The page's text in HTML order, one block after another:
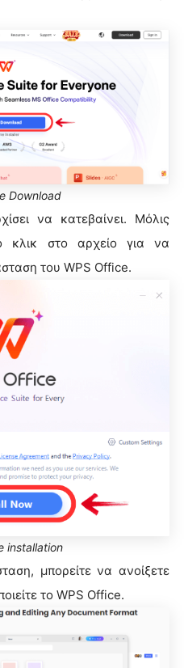
Download
να κατεβαίνει. Μόλις
κλικ στο αρχείο για να
του WPS Office.
installation
μπορείτε να ανοίξετε
το WPS Office.